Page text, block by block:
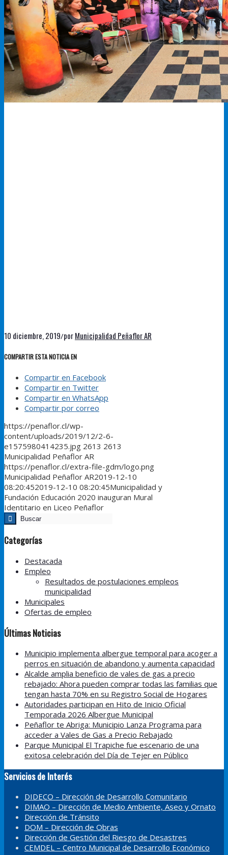
10 diciembre, 2019/porMunicipalidad Peñaflor AR
COMPARTIR ESTA NOTICIA EN
Compartir en Facebook
Compartir en Twitter
Compartir en WhatsApp
Compartir por correo
https://penaflor.cl/wp-
content/uploads/2019/12/2-6-
e1575980414235.jpg 2613 2613
Municipalidad Peñaflor AR
https://penaflor.cl/extra-file-gdm/logo.png
Municipalidad Peñaflor AR2019-12-10
08:20:452019-12-10 08:20:45Municipalidad y
Fundación Educación 2020 inauguran Mural
Identitario en Liceo Peñaflor
Categorías
Destacada
Empleo
Resultados de postulaciones empleos
municipalidad
Municipales
Ofertas de empleo
Últimas Noticias
Municipio implementa albergue temporal para acoger a
perros en situación de abandono y aumenta capacidad
Alcalde amplia beneficio de vales de gas a precio
rebajado: Ahora pueden comprar todas las familias que
tengan hasta 70% en su Registro Social de Hogares
Autoridades participan en Hito de Inicio Oficial
Temporada 2026 Albergue Municipal
Peñaflor te Abriga: Municipio Lanza Programa para
acceder a Vales de Gas a Precio Rebajado
Parque Municipal El Trapiche fue escenario de una
exitosa celebración del Día de Tejer en Público
Servicios de Interés
DIDECO – Dirección de Desarrollo Comunitario
DIMAO – Dirección de Medio Ambiente, Aseo y Ornato
Dirección de Tránsito
DOM – Dirección de Obras
Dirección de Gestión del Riesgo de Desastres
CEMDEL – Centro Municipal de Desarrollo Económico